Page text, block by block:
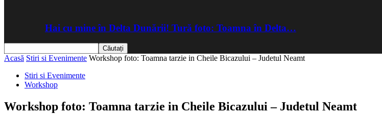
Hai cu mine în Delta Dunării! Tură foto: Toamna în Delta…
Acasă Stiri si Evenimente Workshop foto: Toamna tarzie in Cheile Bicazului – Judetul Neamt
Stiri si Evenimente
Workshop
Workshop foto: Toamna tarzie in Cheile Bicazului – Judetul Neamt